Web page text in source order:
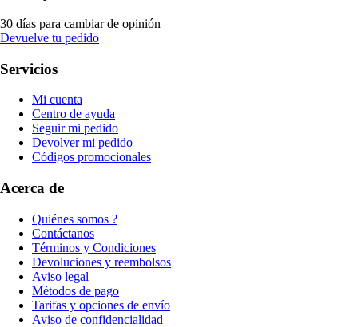
30 días para cambiar de opinión
Devuelve tu pedido
Servicios
Mi cuenta
Centro de ayuda
Seguir mi pedido
Devolver mi pedido
Códigos promocionales
Acerca de
Quiénes somos ?
Contáctanos
Términos y Condiciones
Devoluciones y reembolsos
Aviso legal
Métodos de pago
Tarifas y opciones de envío
Aviso de confidencialidad